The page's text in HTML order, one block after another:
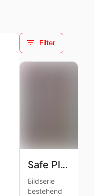
Filter
Safe Place
Bildserie
bestehend